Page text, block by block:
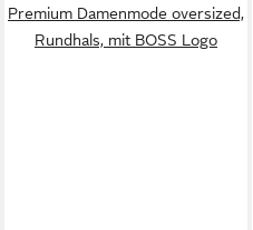
Premium Damenmode oversized,
Rundhals, mit BOSS Logo